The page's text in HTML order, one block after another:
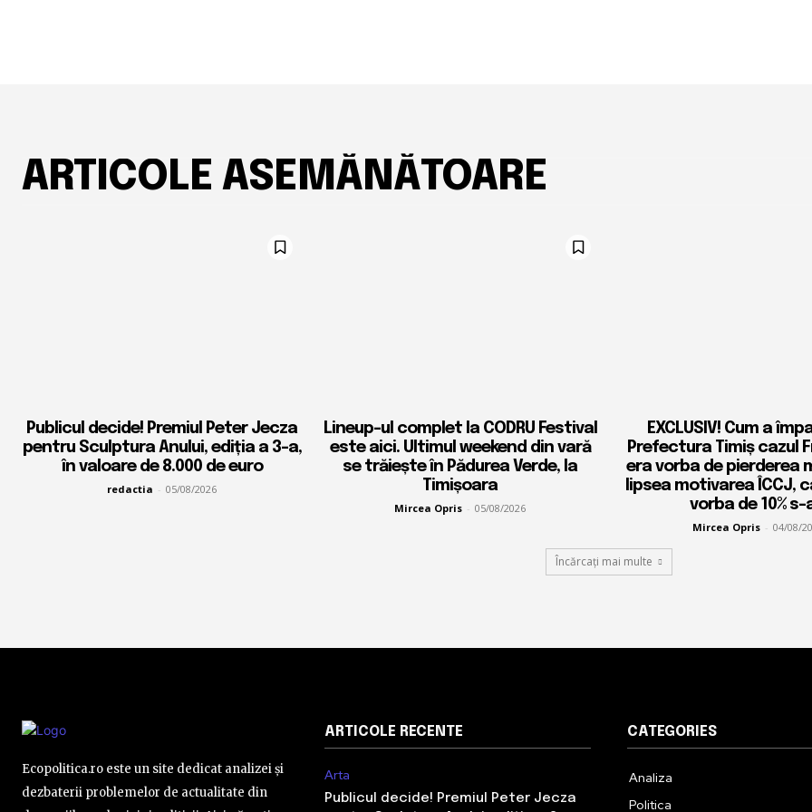
ARTICOLE ASEMĂNĂTOARE
Publicul decide! Premiul Peter Jecza
pentru Sculptura Anului, ediția a 3-a,
în valoare de 8.000 de euro
redactia - 05/08/2026
Lineup-ul complet la CODRU Festival
este aici. Ultimul weekend din vară
se trăiește în Pădurea Verde, la
Timișoara
Mircea Opris - 05/08/2026
EXCLUSIV! Cum a
Prefectura Timiș cazul
era vorba de pierderea
lipsea motivarea ÎCCJ,
vorba de 10% s-
Mircea Opris - 04/08/
Încărcați mai multe
Ecopolitica.ro este un site dedicat analizei și
dezbaterii problemelor de actualitate din
ARTICOLE RECENTE
Arta
Publicul decide! Premiul Peter Jecza
CATEGORIES
Analiza
Politica